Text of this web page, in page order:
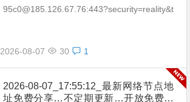
坡|台湾|马来西亚|…
95c0@185.126.67.76:443?security=reality&t
2026-08-07 30 1
2026-08-07_17:55:12_最新网络节点地
址免费分享…不定期更新…开放免费分